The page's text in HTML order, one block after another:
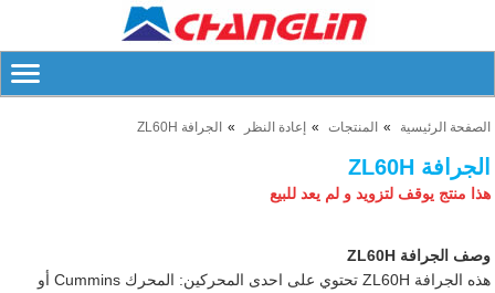
الصفحة الرئيسية المنتجات إعادة النظر الجرافة ZL60H
الجرافة ZL60H
هذا منتج يوقف لتزويد و لم يعد للبيع
وصف الجرافة ZL60H
هذه الجرافة ZL60H تحتوي على احدى المحركين: المحرك Cummins أو